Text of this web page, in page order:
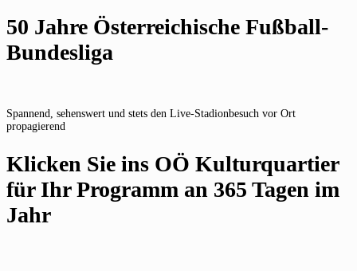
50 Jahre Österreichische Fußball-
Bundesliga
Spannend, sehenswert und stets den Live-Stadionbesuch vor Ort
propagierend
Klicken Sie ins OÖ Kulturquartier
für Ihr Programm an 365 Tagen im
Jahr